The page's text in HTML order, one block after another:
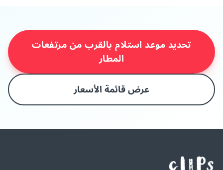
تحديد موعد استلام بالقرب من مرتفعات
المطار
عرض قائمة الأسعار